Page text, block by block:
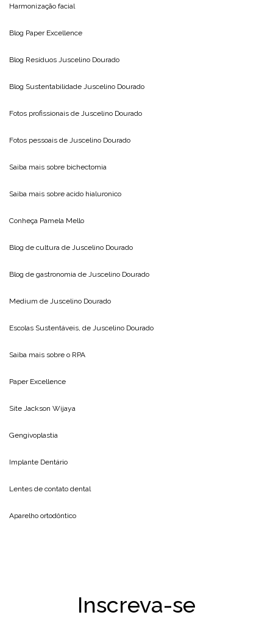
Harmonização facial
Blog Paper Excellence
Blog Resíduos Juscelino Dourado
Blog Sustentabilidade Juscelino Dourado
Fotos profissionais de Juscelino Dourado
Fotos pessoais de Juscelino Dourado
Saiba mais sobre bichectomia
Saiba mais sobre acido hialuronico
Conheça Pamela Mello
Blog de cultura de Juscelino Dourado
Blog de gastronomia de Juscelino Dourado
Medium de Juscelino Dourado
Escolas Sustentáveis, de Juscelino Dourado
Saiba mais sobre o RPA
Paper Excellence
Site Jackson Wijaya
Gengivoplastia
Implante Dentário
Lentes de contato dental
Aparelho ortodôntico
Inscreva-se